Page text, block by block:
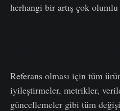
herhangi bir artış çok
Referans olması için tüm
iyileştirmeler, metrikler,
güncellemeler gibi tüm